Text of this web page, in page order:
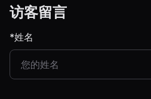
访客留言
*姓名